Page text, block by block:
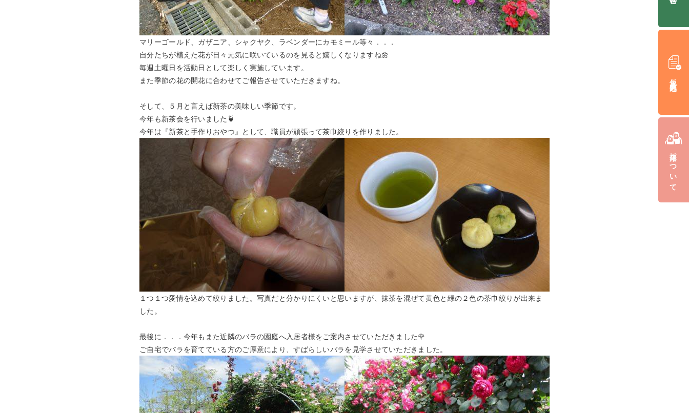
マリーゴールド、ガザニア、シャクヤク、ラベンダーにカモミール等々．．．
自分たちが植えた花が日々元気に咲いているのを見ると嬉しくなりますね🌼
毎週土曜日を活動日として楽しく実施しています。
また季節の花の開花に合わせてご報告させていただきますね。
そして、５月と言えば新茶の美味しい季節です。
今年も新茶会を行いました🍵
今年は『新茶と手作りおやつ』として、職員が頑張って茶巾絞りを作りました。
１つ１つ愛情を込めて絞りました。写真だと分かりにくいと思いますが、抹茶を混ぜて黄色と緑の２色の茶巾絞りが出来ま
した。
最後に．．．今年もまた近隣のバラの園庭へ入居者様をご案内させていただきました🌹
ご自宅でバラを育てている方のご厚意により、すばらしいバラを見学させていただきました。
仮入居申込み
採用について